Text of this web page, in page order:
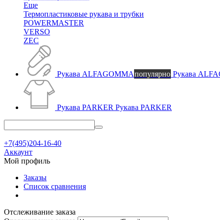
Еще
Термопластиковые рукава и трубки
POWERMASTER
VERSO
ZEC
Рукава ALFAGOMMAпопулярно Рукава
Рукава PARKER Рукава PARKER
+7(495)204-16-40
Аккаунт
Мой профиль
Заказы
Список сравнения
Отслеживание заказа